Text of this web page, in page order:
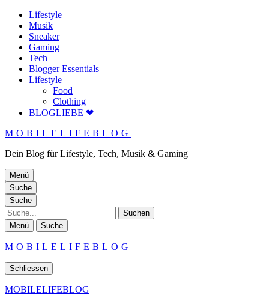
Lifestyle
Musik
Sneaker
Gaming
Tech
Blogger Essentials
Lifestyle
Food
Clothing
BLOGLIEBE ❤
MOBILELIFEBLOG
Dein Blog für Lifestyle, Tech, Musik & Gaming
Menü
Suche
Suche
Suche
Menü Suche
MOBILELIFEBLOG
Schliessen
MOBILELIFEBLOG